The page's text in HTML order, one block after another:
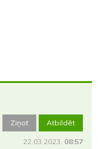
Ziņot Atbildēt
22.03.2023. 08:57